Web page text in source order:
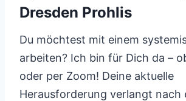
Dresden Prohlis
Du möchtest mit einem
arbeiten? Ich bin für Dich da –
oder per Zoom! Deine aktuelle
Herausforderung verlangt nach